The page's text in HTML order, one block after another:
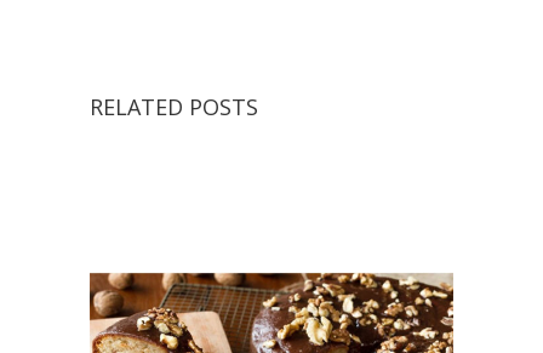
RELATED POSTS